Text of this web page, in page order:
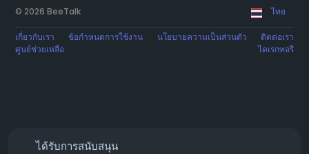
© 2026 BeeTalk ไทย
เกี่ยวกับเรา ข้อกำหนดการใช้งาน นโยบายความเป็นส่วนตัว
ติดต่อเรา
ศูนย์ช่วยเหลือ
ไดเรกทอรี
ได้รับการสนับสนุน